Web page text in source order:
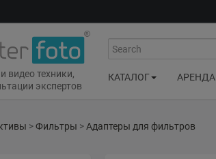
видео техники,
экспертов
Search
КАТАЛОГ АРЕНДА
>Фильтры > Адаптеры для фильтров